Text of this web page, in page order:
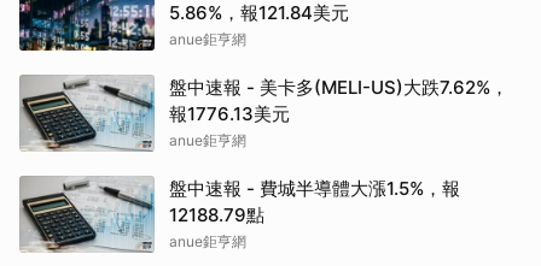
5.86%，報121.84美元
anue鉅亨網
盤中速報 - 美卡多(MELI-US)大跌7.62%，
報1776.13美元
anue鉅亨網
盤中速報 - 費城半導體大漲1.5%，報
12188.79點
anue鉅亨網